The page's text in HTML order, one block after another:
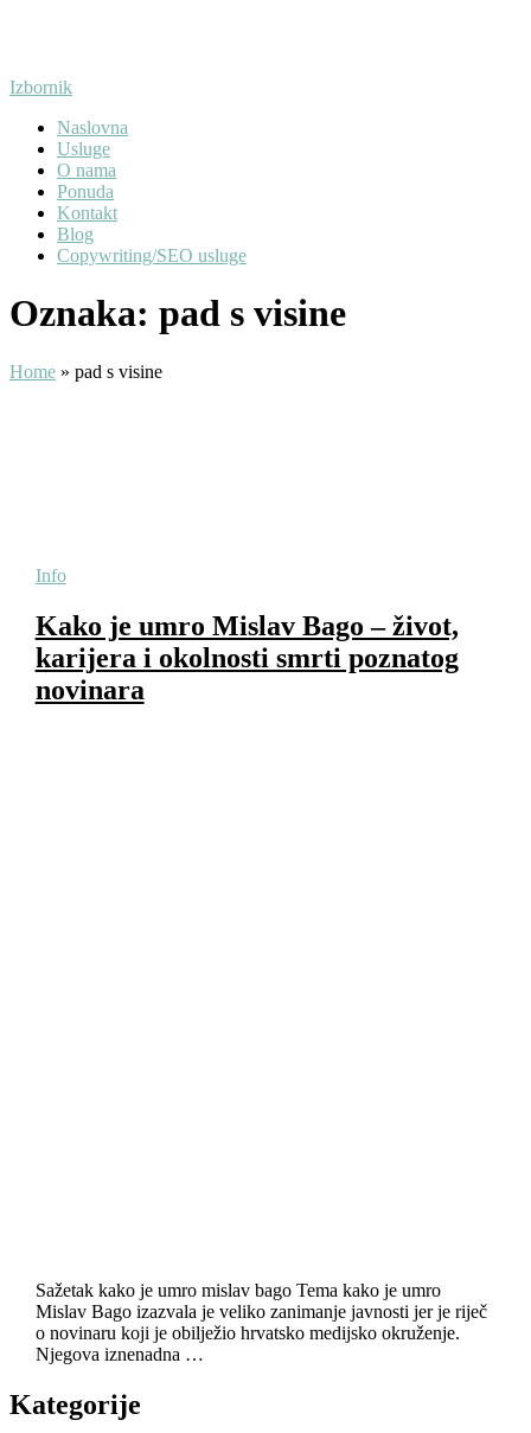
Izbornik
Naslovna
Usluge
O nama
Ponuda
Kontakt
Blog
Copywriting/SEO usluge
Oznaka: pad s visine
Home » pad s visine
Info
Kako je umro Mislav Bago – život,
karijera i okolnosti smrti poznatog
novinara
Sažetak kako je umro mislav bago Tema kako je umro
Mislav Bago izazvala je veliko zanimanje javnosti jer je riječ
o novinaru koji je obilježio hrvatsko medijsko okruženje.
Njegova iznenadna …
Kategorije